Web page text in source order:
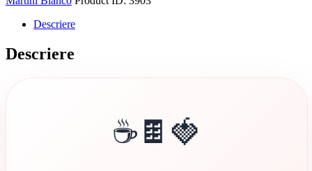
Descriere
Descriere
☕🍫🍓